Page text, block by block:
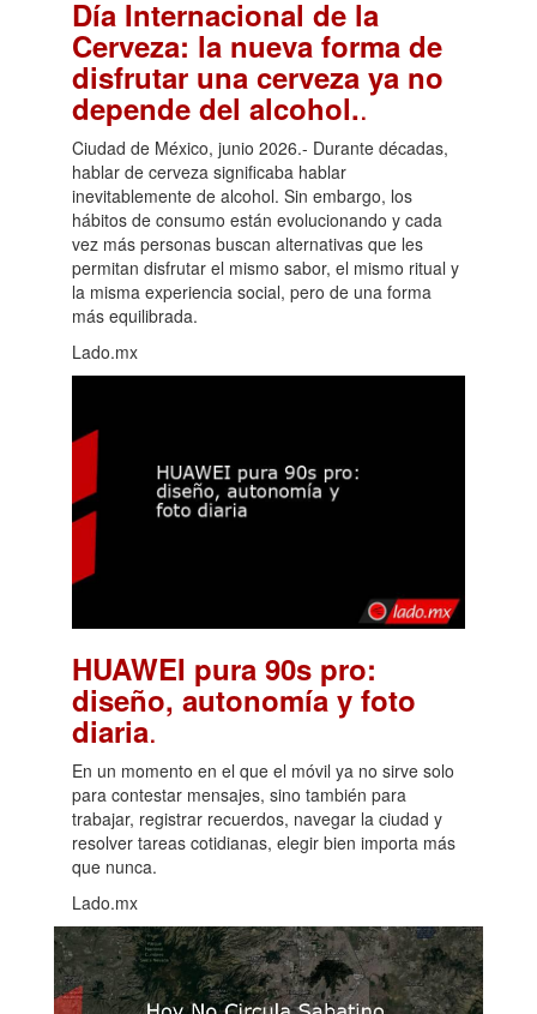
Día Internacional de la
Cerveza: la nueva forma de
disfrutar una cerveza ya no
depende del alcohol..
Ciudad de México, junio 2026.- Durante décadas,
hablar de cerveza significaba hablar
inevitablemente de alcohol. Sin embargo, los
hábitos de consumo están evolucionando y cada
vez más personas buscan alternativas que les
permitan disfrutar el mismo sabor, el mismo ritual y
la misma experiencia social, pero de una forma
más equilibrada.
Lado.mx
HUAWEI pura 90s pro:
diseño, autonomía y foto
diaria.
En un momento en el que el móvil ya no sirve solo
para contestar mensajes, sino también para
trabajar, registrar recuerdos, navegar la ciudad y
resolver tareas cotidianas, elegir bien importa más
que nunca.
Lado.mx